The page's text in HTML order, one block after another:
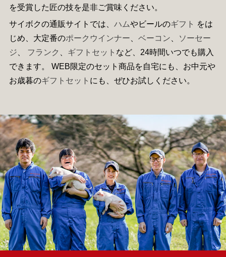
を受賞した匠の技を是非ご賞味ください。
サイボクの通販サイトでは、 ハムやビールのギフト をは
じめ、大定番のポークウインナー ベーコン
ソーセー
ジ
フランク ギフトセット など、24時間いつでも購入
できます。 WEB限定のセット商品を自宅にも、お中元や
お歳暮のギフトセット にも、ぜひお試しください。